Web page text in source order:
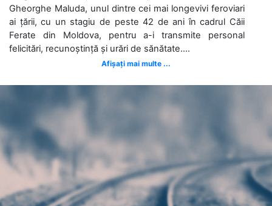
Gheorghe Maluda, unul dintre cei mai longevivi feroviari
ai țării, cu un stagiu de peste 42 de ani în cadrul Căii
Ferate din Moldova, pentru a-i transmite personal
felicitări, recunoștință și urări de sănătate....
Afișați mai multe ...